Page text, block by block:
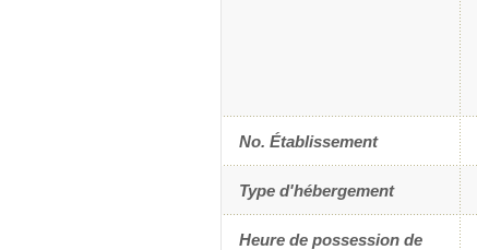
No. Établissement
Type d'hébergement
Heure de possession de